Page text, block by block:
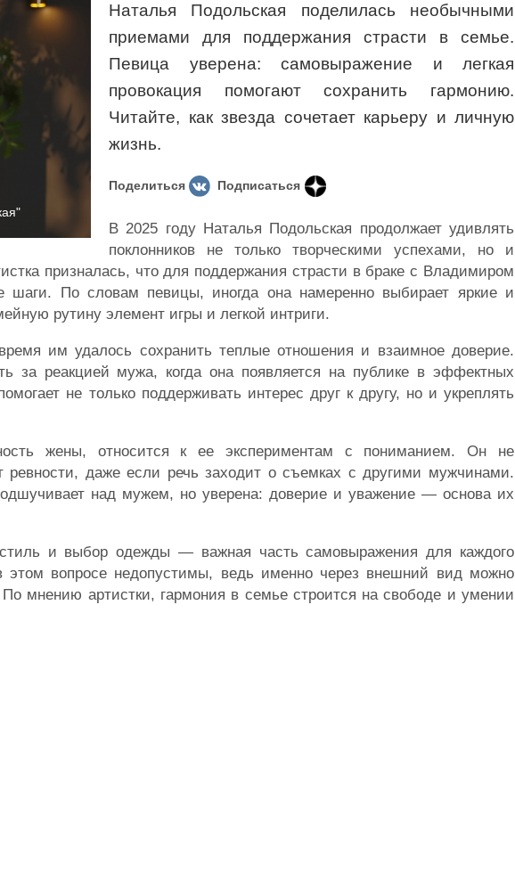
Наталья Подольская поделилась необычными
приемами для поддержания страсти в семье.
Певица уверена: самовыражение и легкая
провокация помогают сохранить гармонию.
Читайте, как звезда сочетает карьеру и личную
жизнь.
Поделиться Подписаться
В 2025 году Наталья Подольская продолжает удивлять
поклонников не только творческими успехами, но и
призналась, что для поддержания страсти в браке с Владимиром
По словам певицы, иногда она намеренно выбирает яркие и
рутину элемент игры и легкой интриги.
им удалось сохранить теплые отношения и взаимное доверие.
за реакцией мужа, когда она появляется на публике в эффектных
не только поддерживать интерес друг к другу, но и укреплять
жены, относится к ее экспериментам с пониманием. Он не
ревности, даже если речь заходит о съемках с другими мужчинами.
над мужем, но уверена: доверие и уважение — основа их
и выбор одежды — важная часть самовыражения для каждого
этом вопросе недопустимы, ведь именно через внешний вид можно
мнению артистки, гармония в семье строится на свободе и умении